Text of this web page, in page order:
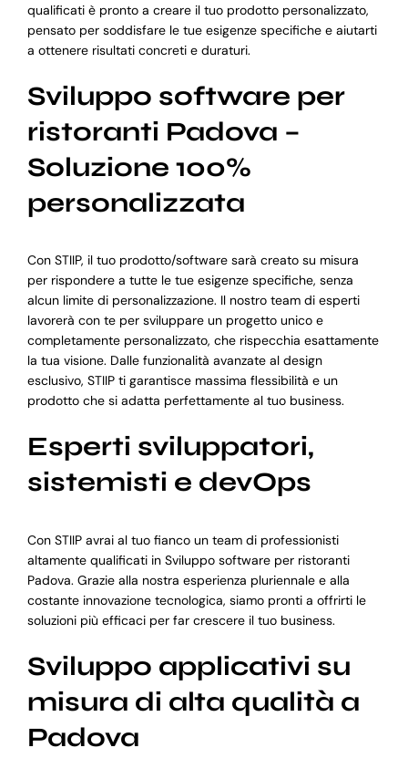
qualificati è pronto a creare il tuo prodotto personalizzato,
pensato per soddisfare le tue esigenze specifiche e aiutarti
a ottenere risultati concreti e duraturi.
Sviluppo software per
ristoranti Padova –
Soluzione 100%
personalizzata
Con STIIP, il tuo prodotto/software sarà creato su misura
per rispondere a tutte le tue esigenze specifiche, senza
alcun limite di personalizzazione. Il nostro team di esperti
lavorerà con te per sviluppare un progetto unico e
completamente personalizzato, che rispecchia esattamente
la tua visione. Dalle funzionalità avanzate al design
esclusivo, STIIP ti garantisce massima flessibilità e un
prodotto che si adatta perfettamente al tuo business.
Esperti sviluppatori,
sistemisti e devOps
Con STIIP avrai al tuo fianco un team di professionisti
altamente qualificati in Sviluppo software per ristoranti
Padova. Grazie alla nostra esperienza pluriennale e alla
costante innovazione tecnologica, siamo pronti a offrirti le
soluzioni più efficaci per far crescere il tuo business.
Sviluppo applicativi su
misura di alta qualità a
Padova